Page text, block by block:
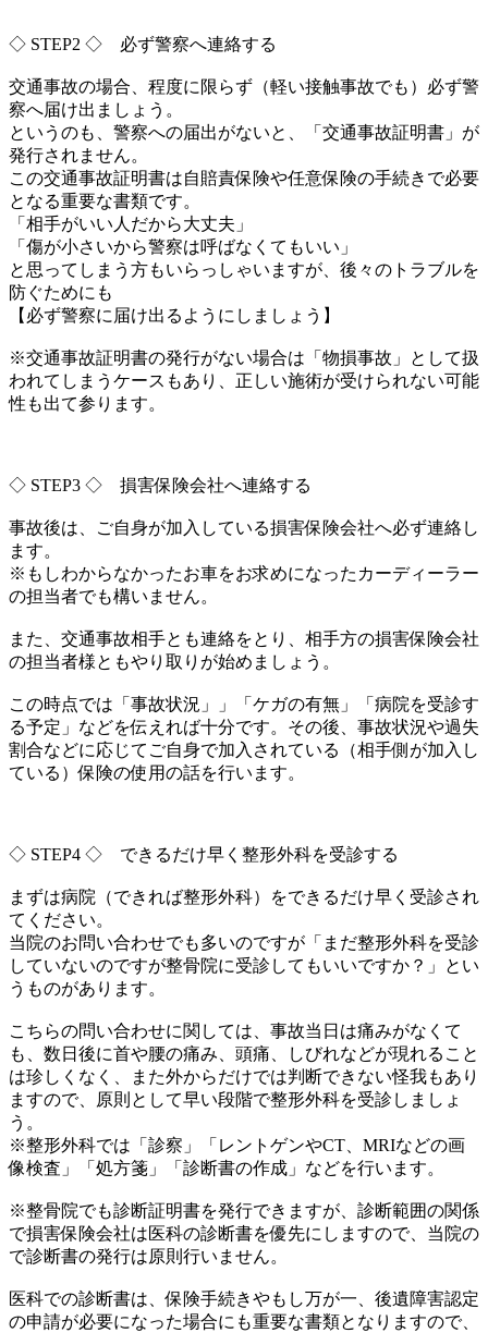
◇ STEP2 ◇ 必ず警察へ連絡する
交通事故の場合、程度に限らず（軽い接触事故でも） 必ず警
察へ届け出ましょう。
というのも、警察への届出がないと、「交通事故証明書」 が
発行されません。
この交通事故証明書は自賠責保険や任意保険の手続きで必要
となる重要な書類です。
「相手がいい人だから大丈夫」
「傷が小さいから警察は呼ばなくてもいい」
と思ってしまう方もいらっしゃいますが、 後々のトラブルを
防ぐためにも
【必ず警察に届け出るようにしましょう】
※交通事故証明書の発行がない場合は「物損事故」
として扱
われてしまうケースもあり、 正しい施術が受けられない可能
性も出て参ります。
◇ STEP3 ◇ 損害保険会社へ連絡する
事故後は、ご自身が加入している損害保険会社へ必ず連絡し
ます。
※ もしわからなかったお車をお求めになったカーディーラー
の担当者でも構いません。
また、交通事故相手とも連絡をとり、 相手方の損害保険会社
の担当者様ともやり取りが始めましょう。
この時点では「事故状況」」「ケガの有無」「 病院を受診す
る予定」などを伝えれば十分です。その後、 事故状況や過失
割合などに応じてご自身で加入されている（相手側が加入し
ている）保険の使用の話を行います。
◇ STEP4 ◇ できるだけ早く整形外科を受診する
まずは病院（できれば整形外科）
をできるだけ早く受診され
てください。
当院のお問い合わせでも多いのですが「 まだ整形外科を受診
していないのですが整骨院に受診してもいいですか？」とい
うものがあります。
こちらの問い合わせに関しては、事故当日は痛みがなくて
も、 数日後に首や腰の痛み、頭痛、
しびれなどが現れること
は珍しくなく、
また外からだけでは判断できない怪我もあり
ますので、
原則として早い段階で整形外科を受診しましょ
う。
※整形外科では「診察」「レントゲンやCT、 MRIなどの画
像検査」「処方箋」「診断書の作成」 などを行います。
※整骨院でも診断証明書を発行できますが、 診断範囲の関係
で損害保険会社は医科の診断書を優先にしますので、当院の
で診断書の発行は原則行いません。
医科での診断書は、保険手続きやもし万が一、 後遺障害認定
の申請が必要になった場合にも重要な書類となりますので、